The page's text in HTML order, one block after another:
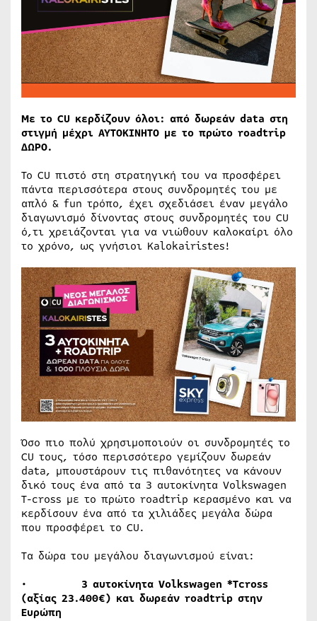
Με το CU κερδίζουν όλοι: από δωρεάν data στη
στιγμή μέχρι ΑΥΤΟΚΙΝΗΤΟ με το πρώτο roadtrip
ΔΩΡΟ.
Το CU πιστό στη στρατηγική του να προσφέρει
πάντα περισσότερα στους συνδρομητές του με
απλό & fun τρόπο, έχει σχεδιάσει έναν μεγάλο
διαγωνισμό δίνοντας στους συνδρομητές του CU
ό,τι χρειάζονται για να νιώθουν καλοκαίρι όλο
το χρόνο, ως γνήσιοι Kalokairistes!
Όσο πιο πολύ χρησιμοποιούν οι συνδρομητές το
CU τους, τόσο περισσότερο γεμίζουν δωρεάν
data, μπουστάρουν τις πιθανότητες να κάνουν
δικό τους ένα από τα 3 αυτοκίνητα Volkswagen
Τ-cross με το πρώτο roadtrip κερασμένο και να
κερδίσουν ένα από τα χιλιάδες μεγάλα δώρα
που προσφέρει το CU.
Τα δώρα του μεγάλου διαγωνισμού είναι:
• 3 αυτοκίνητα Volkswagen *Tcross
(αξίας 23.400€) και δωρεάν roadtrip στην
Ευρώπη